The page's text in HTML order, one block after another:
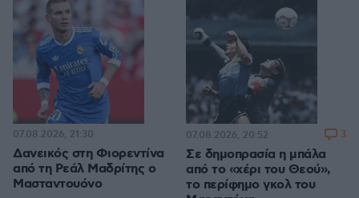
Δανεικός στη Φιορεντίνα
από τη Ρεάλ Μαδρίτης ο
Μασταντουόνο
07.08.2026, 21:30
Σε δημοπρασία η μπάλα
από το «χέρι του Θεού»,
το περίφημο γκολ του
07.08.2026, 20:52 3